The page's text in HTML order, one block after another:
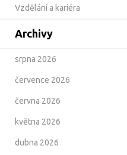
Vzdělání a kariéra
Archivy
srpna 2026
července 2026
června 2026
května 2026
dubna 2026